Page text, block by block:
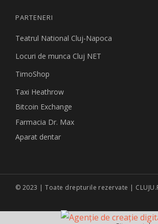
PARTENERI
Teatrul National Cluj-Napoca
Locuri de munca Cluj NET
TimoShop
Taxi Heathrow
Bitcoin Exchange
Farmacia Dr. Max
Aparat dentar
© 2023 | Toate drepturile rezervate |